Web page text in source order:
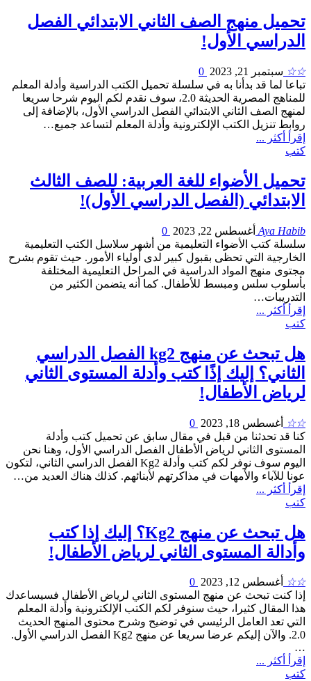
تحميل منهج الصف الثاني الابتدائي الفصل
الدراسي الأول!
☆☆ سبتمبر 21, 2023
تباعا لما قد بدأنا به في سلسلة تحميل الكتب الدراسية وأدلة المعلم
للمناهج المصرية الحديثة 2.0، سوف نقدم لكم اليوم شرحا سريعا
لمنهج الصف الثاني الابتدائي الفصل الدراسي الأول، بالإضافة إلى
روابط تنزيل الكتب الإلكترونية وأدلة المعلم لتساعد جميع…
إقرأ أكثر ...
كتب
تحميل الأضواء للغة العربية: للصف الثالث
الابتدائي (الفصل الدراسي الأول)!
Aya Habib أغسطس 22, 2023
سلسلة كتب الأضواء التعليمية من أشهر سلاسل الكتب التعليمية
الخارجية التي تحظى بقبول كبير لدى أولياء الأمور. حيث تقوم بشرح
مجتوى منهج المواد الدراسية في المراحل التعليمية المختلفة
بأسلوب سلس ومبسط للأطفال. كما أنه يتضمن الكثير من
التدريبات…
إقرأ أكثر ...
كتب
هل تبحث عن منهج kg2 الفصل الدراسي
الثاني؟ إليك إذًا كتب وأدلة المستوى الثاني
لرياض الأطفال!
☆☆ أغسطس 18, 2023
كنا قد تحدثنا من قبل في مقال سابق عن تحميل كتب وأدلة
المستوى الثاني لرياض الأطفال الفصل الدراسي الأول، وهنا نحن
اليوم سوف نوفر لكم كتب وأدلة Kg2 الفصل الدراسي الثاني، لتكون
عونا للآباء والأمهات في مذاكرتهم لأبنائهم. كذلك هناك العديد من…
إقرأ أكثر ...
كتب
هل تبحث عن منهج Kg2؟ إليك إذا كتب
وأدالة المستوى الثاني لرياض الأطفال!
☆☆ أغسطس 12, 2023
إذا كنت تبحث عن منهج المستوى الثاني لرياض الأطفال فسيساعدك
هذا المقال كثيرا، حيث سنوفر لكم الكتب الإلكترونية وأدلة المعلم
التي تعد العامل الرئيسي في توضيح وشرح محتوى المنهج الحديث
2.0. والآن إليكم عرضا سريعا عن منهج Kg2 الفصل الدراسي الأول.
…
إقرأ أكثر ...
كتب